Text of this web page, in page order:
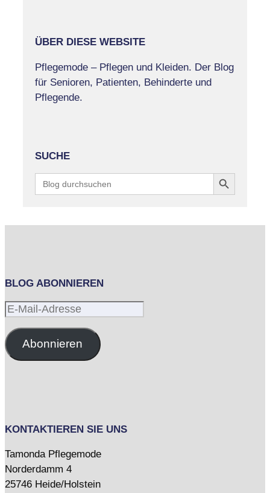
ÜBER DIESE WEBSITE
Pflegemode – Pflegen und Kleiden. Der Blog
für Senioren, Patienten, Behinderte und
Pflegende.
SUCHE
Search
for:
Search Button
BLOG ABONNIEREN
E-
AdresseAbonnieren
KONTAKTIEREN SIE UNS
Tamonda Pflegemode
Norderdamm 4
25746 Heide/Holstein